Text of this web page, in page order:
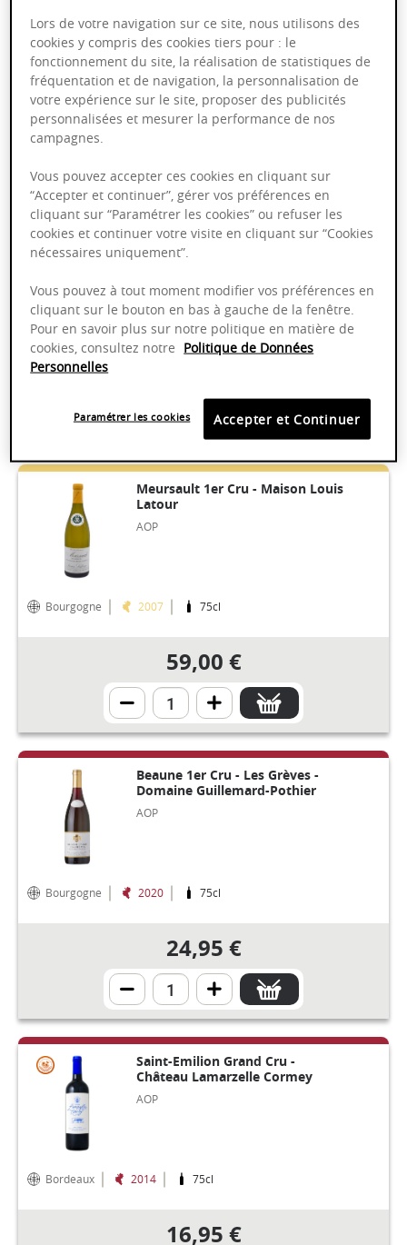
Bourgogne 2013
169,95 €
Clos-Vougeot Grand Cru "La
Plante Labbe" - Maison
Dominique Laurent
AOP
Bourgogne
Meursault 1er Cru - Maison Louis
Latour
AOP
Bourgogne 2007 75cl
59,00 €
Beaune 1er Cru - Les Grèves -
Domaine Guillemard-Pothier
AOP
Bourgogne 2020 75cl
24,95 €
Saint-Emilion Grand Cru -
Château Lamarzelle Cormey
AOP
Bordeaux 2014 75cl
16,95 €
Lors de votre navigation sur ce site, nous utilisons des
cookies y compris des cookies tiers pour : le
fonctionnement du site, la réalisation de statistiques de
fréquentation et de navigation, la personnalisation de
votre expérience sur le site, proposer des publicités
personnalisées et mesurer la performance de nos
campagnes.
Vous pouvez accepter ces cookies en cliquant sur
“Accepter et continuer”, gérer vos préférences en
cliquant sur “Paramétrer les cookies” ou refuser les
cookies et continuer votre visite en cliquant sur “Cookies
nécessaires uniquement”.
Vous pouvez à tout moment modifier vos préférences en
cliquant sur le bouton en bas à gauche de la fenêtre.
Pour en savoir plus sur notre politique en matière de
cookies, consultez notre Politique de Données
Personnelles
Accepter et Continuer
Paramétrer les cookies